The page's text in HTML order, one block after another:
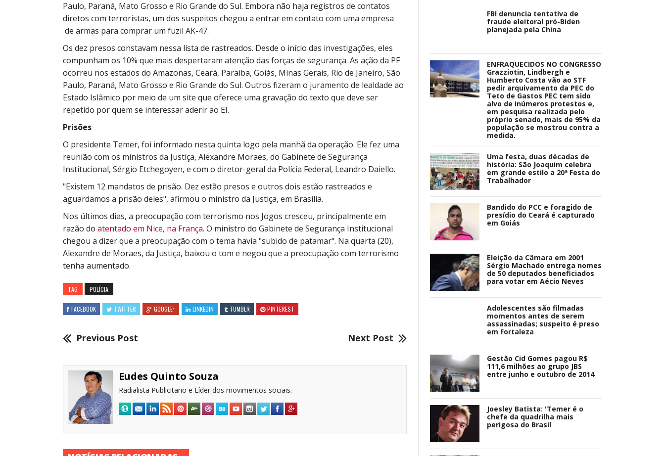
Paulo, Paraná, Mato Grosso e Rio Grande do Sul. Embora não haja registros de contatos
diretos com terroristas, um dos suspeitos chegou a entrar em contato com uma empresa
de armas para comprar um fuzil AK-47.
Os dez presos constavam nessa lista de rastreados. Desde o início das investigações, eles
compunham os 10% que mais despertaram atenção das forças de segurança. As ação da PF
ocorreu nos estados do Amazonas, Ceará, Paraíba, Goiás, Minas Gerais, Rio de Janeiro, São
Paulo, Paraná, Mato Grosso e Rio Grande do Sul. Outros fizeram o juramento de lealdade ao
Estado Islâmico por meio de um site que oferece uma gravação do texto que deve ser
repetido por quem se interessar aderir ao EI.
Prisões
O presidente Temer, foi informado nesta quinta logo pela manhã da operação. Ele fez uma
reunião com os ministros da Justiça, Alexandre Moraes, do Gabinete de Segurança
Institucional, Sérgio Etchegoyen, e com o diretor-geral da Polícia Federal, Leandro Daiello.
"Existem 12 mandatos de prisão. Dez estão presos e outros dois estão rastreados e
aguardamos a prisão deles", afirmou o ministro da Justiça, em Brasília.
Nos últimos dias, a preocupação com terrorismo nos Jogos cresceu, principalmente em
razão do atentado em Nice, na França. O ministro do Gabinete de Segurança Institucional
chegou a dizer que a preocupação com o tema havia "subido de patamar". Na quarta (20),
Alexandre de Moraes, da Justiça, baixou o tom e negou que a preocupação com terrorismo
tenha aumentado.
TAG POLÍCIA
FACEBOOK TWITTER GOOGLE+ LINKEDIN TUMBLR PINTEREST
Previous Post Next Post
Eudes Quinto Souza
Radialista Publicitario e Líder dos movimentos sociais.
FBI denuncia tentativa de
fraude eleitoral pró-Biden
planejada pela China
ENFRAQUECIDOS NO CONGRESSO
Grazziotin, Lindbergh e
Humberto Costa vão ao STF
pedir arquivamento da PEC do
Teto de Gastos PEC tem sido
alvo de inúmeros protestos e,
em pesquisa realizada pelo
próprio senado, mais de 95% da
população se mostrou contra a
medida.
Uma festa, duas décadas de
história: São Joaquim celebra
em grande estilo a 20ª Festa do
Trabalhador
Bandido do PCC e foragido de
presídio do Ceará é capturado
em Goiás
Eleição da Câmara em 2001
Sérgio Machado entrega nomes
de 50 deputados beneficiados
para votar em Aécio Neves
Adolescentes são filmadas
momentos antes de serem
assassinadas; suspeito é preso
em Fortaleza
Gestão Cid Gomes pagou R$
111,6 milhões ao grupo JBS
entre junho e outubro de 2014
Joesley Batista: 'Temer é o
chefe da quadrilha mais
perigosa do Brasil